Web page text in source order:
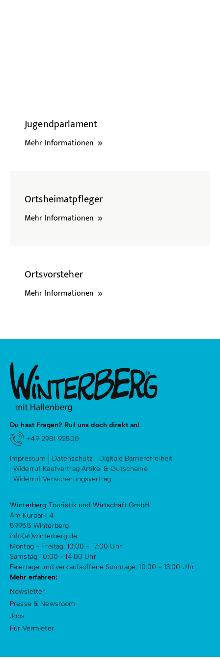
Jugendparlament
Mehr Informationen
Ortsheimatpfleger
Mehr Informationen
Ortsvorsteher
Mehr Informationen
Du hast Fragen? Ruf uns doch direkt an!
+49 2981 92500
Impressum Datenschutz
Digitale Barrierefreiheit
Widerruf Kaufvertrag Artikel & Gutscheine
Widerruf Versicherungsvertrag
Winterberg Touristik und Wirtschaft GmbH
Am Kurpark 4
59955 Winterberg
info(at)winterberg.de
Montag - Freitag: 10:00 - 17:00 Uhr
Samstag: 10:00 - 14:00 Uhr
Feiertage und verkaufsoffene Sonntage: 10:00 - 13:00 Uhr
Mehr erfahren:
Newsletter
Presse & Newsroom
Jobs
Für Vermieter